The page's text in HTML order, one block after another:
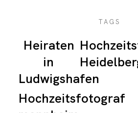
TAGS
Heiraten
in
Ludwigshafen
Hochzeitsfotograf